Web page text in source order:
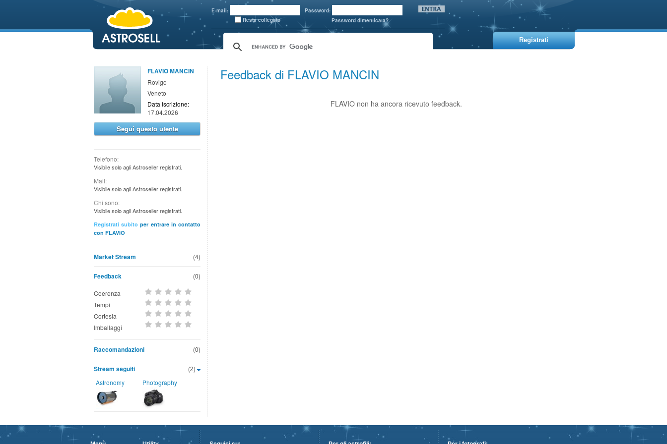
E-mail:
Password:
Resta collegato
Password dimenticata?
Registrati
FLAVIO MANCIN
Rovigo
Veneto
Data iscrizione:
17.04.2026
Segui questo utente
Telefono:
Visibile solo agli Astroseller registrati.
Mail:
Visibile solo agli Astroseller registrati.
Chi sono:
Visibile solo agli Astroseller registrati.
Registrati subito per entrare in contatto
con FLAVIO
(4)
Market Stream
Feedback (0)
Coerenza
Tempi
Cortesia
Imballaggi
(0)
Raccomandazioni
(2)
Stream seguiti
Astronomy Photography
Feedback di FLAVIO MANCIN
FLAVIO non ha ancora ricevuto feedback.